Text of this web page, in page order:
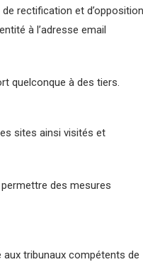
rectification et d’opposition
à l’adresse email
quelconque à des tiers.
sites ainsi visités et
des mesures
tribunaux compétents de